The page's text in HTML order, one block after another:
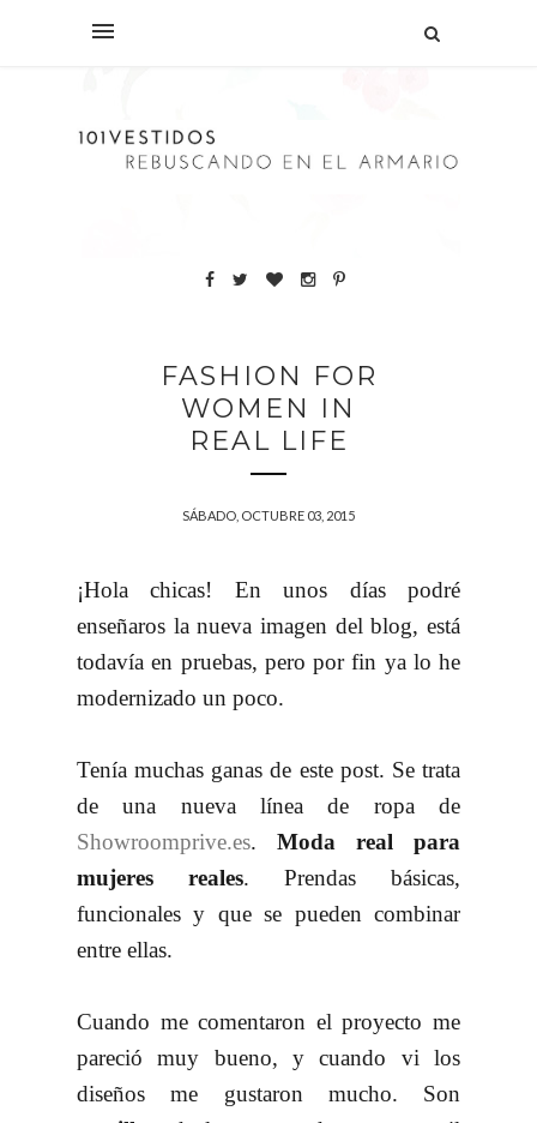
FASHION FOR
WOMEN IN
REAL LIFE
SÁBADO, OCTUBRE 03, 2015
¡Hola chicas! En unos días podré
enseñaros la nueva imagen del blog, está
todavía en pruebas, pero por fin ya lo he
modernizado un poco.
Tenía muchas ganas de este post. Se trata
de una nueva línea de ropa de
Showroomprive.es. Moda real para
mujeres reales. Prendas básicas,
funcionales y que se pueden combinar
entre ellas.
Cuando me comentaron el proyecto me
pareció muy bueno, y cuando vi los
diseños me gustaron mucho. Son